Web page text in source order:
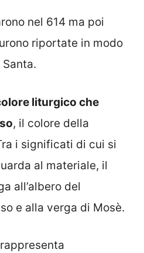
nel 614 ma poi
riportate in modo
liturgico che
, il colore della
i significati di cui si
al materiale, il
all’albero del
e alla verga di Mosè.